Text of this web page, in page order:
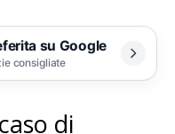
su Google
consigliate
di